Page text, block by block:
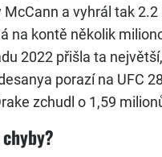
a vyhrál tak 2.2
na kontě několik
2022 přišla ta
porazí na UFC
zchudl o 1,59